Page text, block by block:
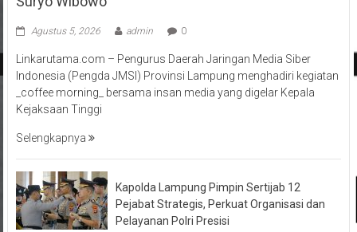
Agustus 5, 2026 admin 0
Linkarutama.com – Pengurus Daerah Jaringan Media Siber
Indonesia (Pengda JMSI) Provinsi Lampung menghadiri kegiatan
_coffee morning_ bersama insan media yang digelar Kepala
Kejaksaan Tinggi
Selengkapnya
Kapolda Lampung Pimpin Sertijab 12
Pejabat Strategis, Perkuat Organisasi dan
Pelayanan Polri Presisi